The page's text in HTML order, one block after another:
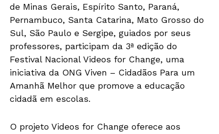
de Minas Gerais, Espírito Santo, Paraná,
Pernambuco, Santa Catarina, Mato Grosso do
Sul, São Paulo e Sergipe, guiados por seus
professores, participam da 3ª edição do
Festival Nacional Videos for Change, uma
iniciativa da ONG Viven – Cidadãos Para um
Amanhã Melhor que promove a educação
cidadã em escolas.
O projeto Videos for Change oferece aos